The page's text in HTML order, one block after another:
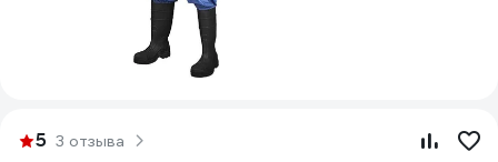
5 3 отзыва